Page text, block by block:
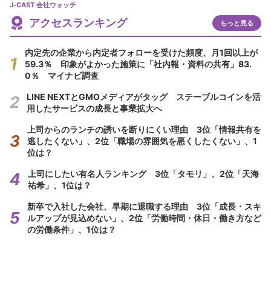
J-CAST 会社ウォッチ
アクセスランキング もっと見る
内定先の企業から内定者フォローを受けた頻度、月1回以上が
59.3％ 印象がよかった施策に「社内報・資料の共有」83.
0％ マイナビ調査
LINE NEXTとGMOメディアがタッグ ステーブルコインを活
用したサービスの成長と事業拡大へ
上司からのランチの誘いを断りにくい理由 3位「情報共有を
逃したくない」、2位「職場の雰囲気を悪くしたくない」、1
位は？
上司にしたい有名人ランキング 3位「タモリ」、2位「天海
祐希」、1位は？
新卒で入社した会社、早期に退職する理由 3位「成長・スキ
ルアップが見込めない」、2位「労働時間・休日・働き方など
の労働条件」、1位は？